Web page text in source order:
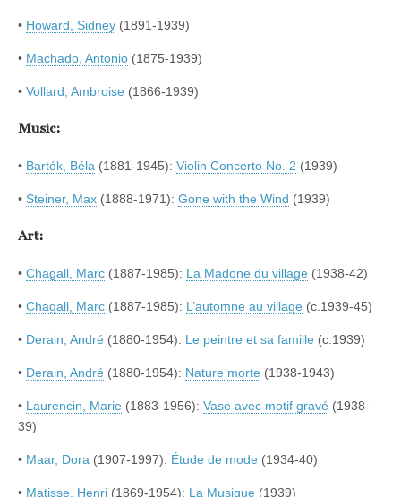
• Howard, Sidney (1891-1939)
• Machado, Antonio (1875-1939)
• Vollard, Ambroise (1866-1939)
Music:
• Bartók, Béla (1881-1945): Violin Concerto No. 2 (1939)
• Steiner, Max (1888-1971): Gone with the Wind (1939)
Art:
• Chagall, Marc (1887-1985): La Madone du village (1938-42)
• Chagall, Marc (1887-1985): L’automne au village (c.1939-45)
• Derain, André (1880-1954): Le peintre et sa famille (c.1939)
• Derain, André (1880-1954): Nature morte (1938-1943)
• Laurencin, Marie (1883-1956): Vase avec motif gravé (1938-
39)
• Maar, Dora (1907-1997): Étude de mode (1934-40)
• Matisse, Henri (1869-1954): La Musique (1939)